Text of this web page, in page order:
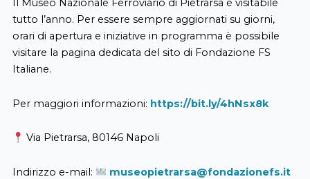
Il Museo Nazionale Ferroviario di Pietrarsa è visitabile
tutto l’anno. Per essere sempre aggiornati su giorni,
orari di apertura e iniziative in programma è possibile
visitare la pagina dedicata del sito di Fondazione FS
Italiane.
Per maggiori informazioni: https://bit.ly/4hNsx8k
Via Pietrarsa, 80146 Napoli
Indirizzo e-mail: museopietrarsa@fondazionefs.it